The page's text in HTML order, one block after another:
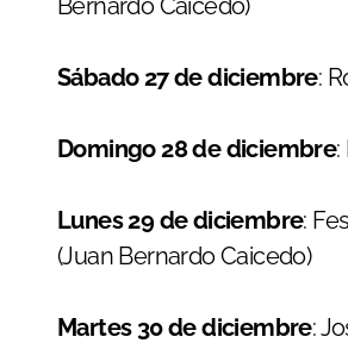
Bernardo Caicedo)
Sábado 27 de diciembre:
Domingo 28 de diciembre:
Lunes 29 de diciembre:
(Juan Bernardo Caicedo)
Martes 30 de diciembre: